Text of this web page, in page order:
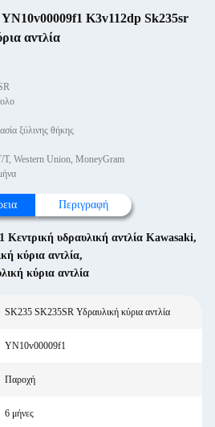
K3v112dp Sk235sr
αντλία
ξύλινης θήκης
Western Union, MoneyGram
Περιγραφή
Κεντρική υδραυλική αντλία Kawasaki,
κύρια αντλία,
κύρια αντλία
SK235 SK235SR Υδραυλική κύρια αντλία
YN10v00009f1
Παροχή
6 μήνες